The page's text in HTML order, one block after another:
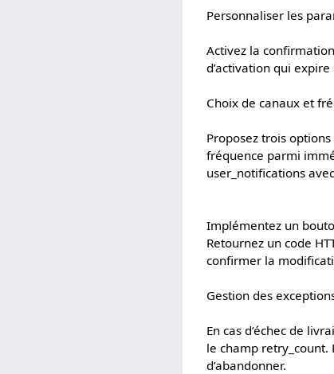
Personnaliser les
Activez la
d’activation qui
Choix de canaux et
Proposez trois
fréquence parmi
user_notifications
Implémentez un
Retournez un code
confirmer la
Gestion des
En cas d’échec de
le champ
d’abandonner.